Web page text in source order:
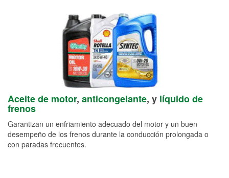
Aceite de motor, anticongelante, y líquido de
frenos
Garantizan un enfriamiento adecuado del motor y un buen
desempeño de los frenos durante la conducción prolongada o
con paradas frecuentes.